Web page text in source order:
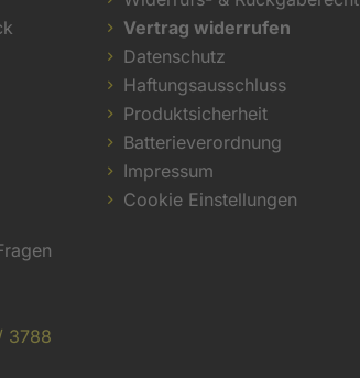
3788
Vertrag widerrufen
Datenschutz
Haftungsausschluss
Produktsicherheit
Batterieverordnung
Impressum
Cookie Einstellungen